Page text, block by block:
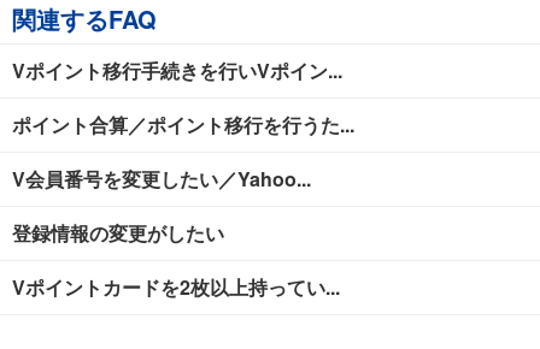
関連するFAQ
Vポイント移行手続きを行いVポイン...
ポイント合算／ポイント移行を行うた...
V会員番号を変更したい／Yahoo...
登録情報の変更がしたい
Vポイントカードを2枚以上持ってい...